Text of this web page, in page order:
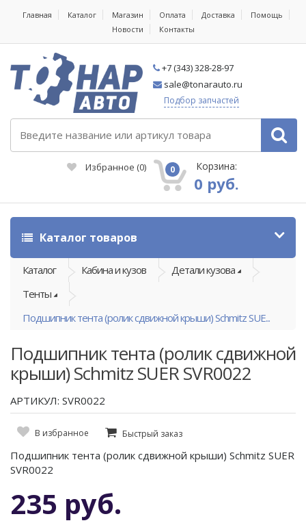
Главная Каталог Магазин Оплата Доставка
Помощь
Новости
Контакты
+7 (343) 328-28-97
sale@tonarauto.ru
Подбор запчастей
Избранное (0) 0 Корзина:
0 руб.
Каталог товаров
Каталог Кабина и кузов
Детали кузова
Тенты
Подшипник тента (ролик сдвижной крыши) Schmitz SUE...
Подшипник тента (ролик сдвижной
крыши) Schmitz SUER SVR0022
АРТИКУЛ: SVR0022
В избранное Быстрый заказ
Подшипник тента (ролик сдвижной крыши) Schmitz SUER
SVR0022
235 руб.